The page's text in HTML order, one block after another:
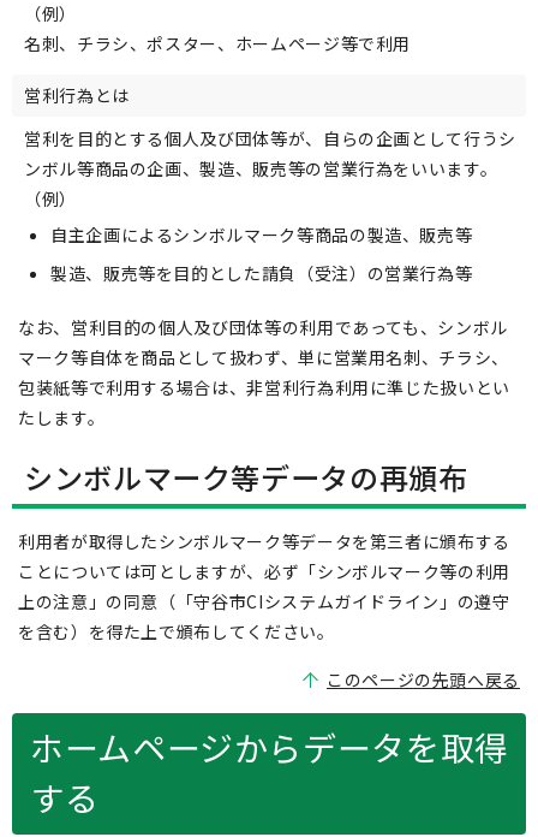
（例）
名刺、チラシ、ポスター、ホームページ等で利用
営利行為とは
営利を目的とする個人及び団体等が、自らの企画として行うシ
ンボル等商品の企画、製造、販売等の営業行為をいいます。
（例）
自主企画によるシンボルマーク等商品の製造、販売等
製造、販売等を目的とした請負（受注）の営業行為等
なお、営利目的の個人及び団体等の利用であっても、シンボル
マーク等自体を商品として扱わず、単に営業用名刺、チラシ、
包装紙等で利用する場合は、非営利行為利用に準じた扱いとい
たします。
シンボルマーク等データの再頒布
利用者が取得したシンボルマーク等データを第三者に頒布する
ことについては可としますが、必ず「シンボルマーク等の利用
上の注意」の同意（「守谷市CIシステムガイドライン」の遵守
を含む）を得た上で頒布してください。
このページの先頭へ戻る
ホームページからデータを取得
する